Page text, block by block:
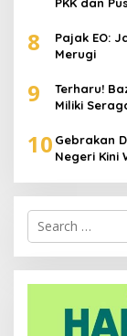
8
Pajak EO:
Merugi
9
Terharu!
Miliki
10 Gebrakan
Negeri Kini
Search
for: